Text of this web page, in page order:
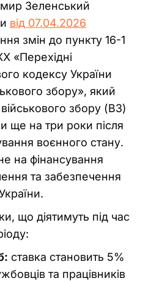
Зеленський
від 07.04.2026
змін до пункту 16-1
«Перехідні
кодексу України
збору», який
збору (ВЗ)
ще на три роки після
воєнного стану.
на фінансування
та забезпечення
що діятимуть під час
ставка становить 5%
та працівників